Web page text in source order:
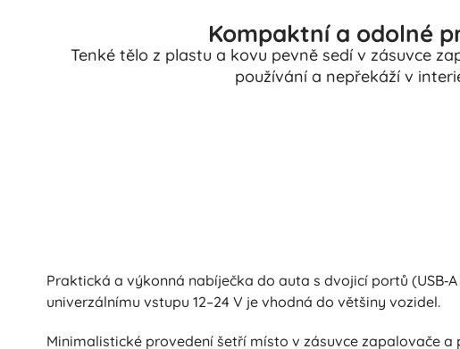
Kompaktní a odolné
Tenké tělo z plastu a kovu pevně sedí v zásuvce
používání a nepřekáží v
Praktická a výkonná nabíječka do auta s dvojicí portů
univerzálnímu vstupu 12–24 V je vhodná do většiny vozidel.
Minimalistické provedení šetří místo v zásuvce zapalovače